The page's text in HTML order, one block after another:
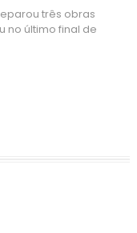
três obras
no último final de